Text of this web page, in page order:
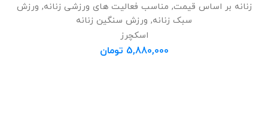
زنانه بر اساس قیمت, مناسب فعالیت های ورزشی زنانه, ورزش
سبک زنانه, ورزش سنگین زنانه
اسکچرز
5,880,000 تومان